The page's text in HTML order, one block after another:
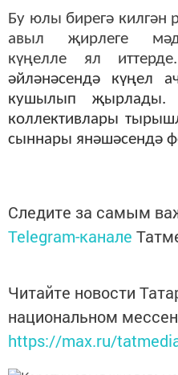
Бу юлы бирегә килгән
авыл җирлеге
күңелле ял
әйләнәсендә күңел
кушылып җырлады.
коллективлары
сыннары янәшәсендә
Следите за самым
Telegram-канале
Читайте новости
национальном
https://max.ru/